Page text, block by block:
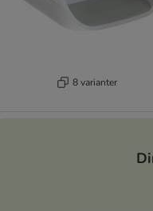
8 varianter